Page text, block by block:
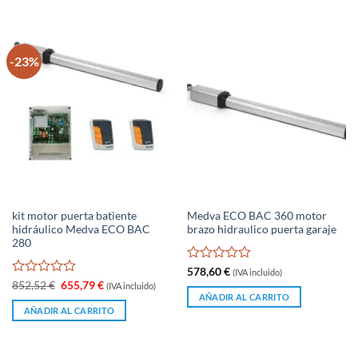
-23%
kit motor puerta batiente
hidráulico Medva ECO BAC
280
Valorado
con
de
852,52€ El
precio
original
era:
655,79€El
precio
actual
es:
(IVA incluido)
AÑADIR AL CARRITO
Medva ECO BAC 360 motor
brazo hidraulico puerta garaje
Valorado
con
de
578,60€ (IVA incluido)
AÑADIR AL CARRITO